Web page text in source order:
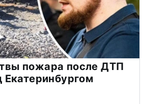
пожара после ДТП
Екатеринбургом